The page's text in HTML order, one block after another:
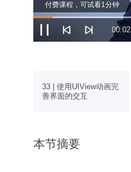
00:03
付费课程，可试看1分钟
33 | 使用UIView动画完
善界面的交互
本节摘要